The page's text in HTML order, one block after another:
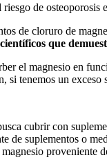
de osteoporosis
de cloruro de
que
el magnesio en
si tenemos un exceso
cubrir con
de suplementos o
proveniente